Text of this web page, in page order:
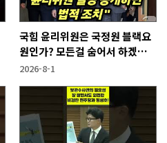
국힘 윤리위원은 국정원 블랙요
원인가? 모든걸 숨어서 하겠다
고?
2026-8-1